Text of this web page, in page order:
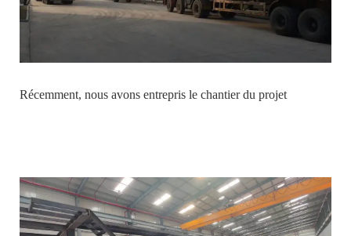
Récemment, nous avons entrepris le chantier du projet